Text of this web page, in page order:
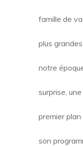
famille de
plus
notre
surprise,
premier
son